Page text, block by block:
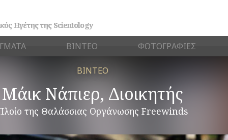
Ηγέτης της Scientology
ΒΙΝΤΕΟ ΦΩΤΟΓΡΑΦΙΕΣ
ΒΙΝΤΕΟ
Μάικ Νάπιερ, Διοικητής
της Θαλάσσιας Οργάνωσης Freewinds